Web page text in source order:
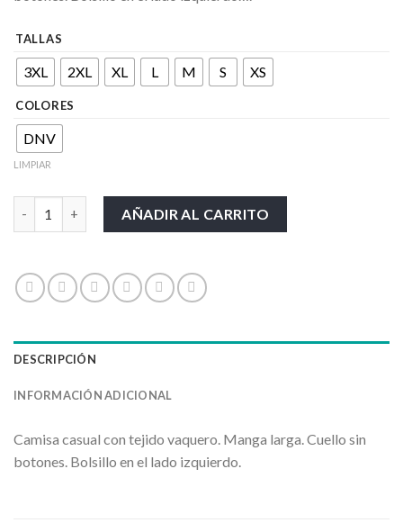
TALLAS
3XL 2XL XL L M S XS
COLORES
DNV
LIMPIAR
TEXAS LADY cantidadAÑADIR AL CARRITO
DESCRIPCIÓN
INFORMACIÓN ADICIONAL
Camisa casual con tejido vaquero. Manga larga. Cuello sin
botones. Bolsillo en el lado izquierdo.